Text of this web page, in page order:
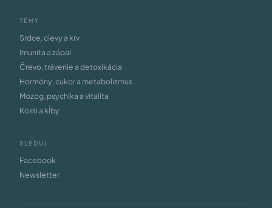
TÉMY
Srdce, cievy a krv
Imunita a zápal
Črevo, trávenie a detoxikácia
Hormóny, cukor a metabolizmus
Mozog, psychika a vitalita
Kosti a kĺby
SLEDUJ
Facebook
Newsletter